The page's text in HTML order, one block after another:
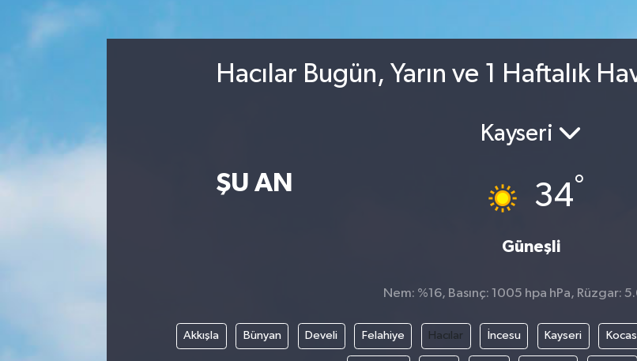
Hacılar Bugün, Yarın ve 1 Haftalık
ŞU AN
Kayseri
34°
Güneşli
Nem: %16, Basınç: 1005 hpa hPa, Rüzgar:
Akkışla Bünyan Develi Felahiye Hacılar İncesu Kayseri